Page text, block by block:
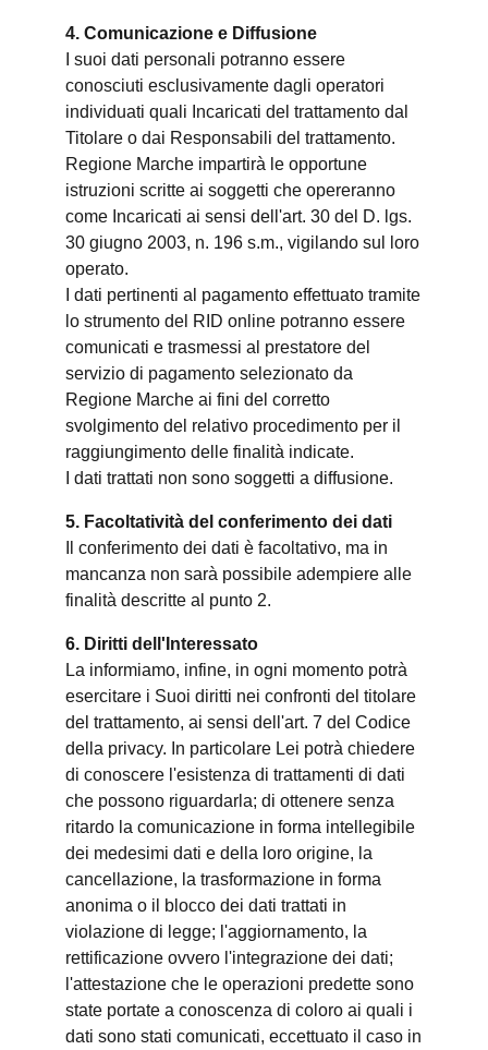
4. Comunicazione e Diffusione
I suoi dati personali potranno essere
conosciuti esclusivamente dagli operatori
individuati quali Incaricati del trattamento dal
Titolare o dai Responsabili del trattamento.
Regione Marche impartirà le opportune
istruzioni scritte ai soggetti che opereranno
come Incaricati ai sensi dell'art. 30 del D. lgs.
30 giugno 2003, n. 196 s.m., vigilando sul loro
operato.
I dati pertinenti al pagamento effettuato tramite
lo strumento del RID online potranno essere
comunicati e trasmessi al prestatore del
servizio di pagamento selezionato da
Regione Marche ai fini del corretto
svolgimento del relativo procedimento per il
raggiungimento delle finalità indicate.
I dati trattati non sono soggetti a diffusione.
5. Facoltatività del conferimento dei dati
Il conferimento dei dati è facoltativo, ma in
mancanza non sarà possibile adempiere alle
finalità descritte al punto 2.
6. Diritti dell'Interessato
La informiamo, infine, in ogni momento potrà
esercitare i Suoi diritti nei confronti del titolare
del trattamento, ai sensi dell'art. 7 del Codice
della privacy. In particolare Lei potrà chiedere
di conoscere l'esistenza di trattamenti di dati
che possono riguardarla; di ottenere senza
ritardo la comunicazione in forma intellegibile
dei medesimi dati e della loro origine, la
cancellazione, la trasformazione in forma
anonima o il blocco dei dati trattati in
violazione di legge; l'aggiornamento, la
rettificazione ovvero l'integrazione dei dati;
l'attestazione che le operazioni predette sono
state portate a conoscenza di coloro ai quali i
dati sono stati comunicati, eccettuato il caso in